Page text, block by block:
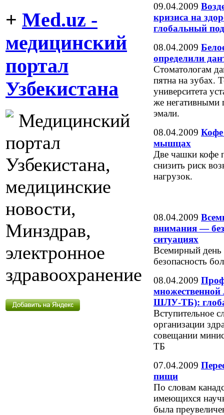
+ Med.uz -
медицинский
портал
Узбекистана
Медицинский
портал
Узбекистана,
медицинские
новости,
Минздрав,
электронное
здравоохранение
09.04.2009
кризиса на
глобальный
08.04.2009
определили
Стоматологам
пятна на зубах.
университета
же негативными
эмали.
08.04.2009 Кофе
мышцах
Две чашки кофе
снизить риск
нагрузок.
08.04.2009
внимания —
ситуациях
Всемирный день
безопасность
08.04.2009
множественной
ШЛУ-ТБ):
Вступительное
организации
совещании
ТБ
07.04.2009
пищи
По словам
имеющихся
была